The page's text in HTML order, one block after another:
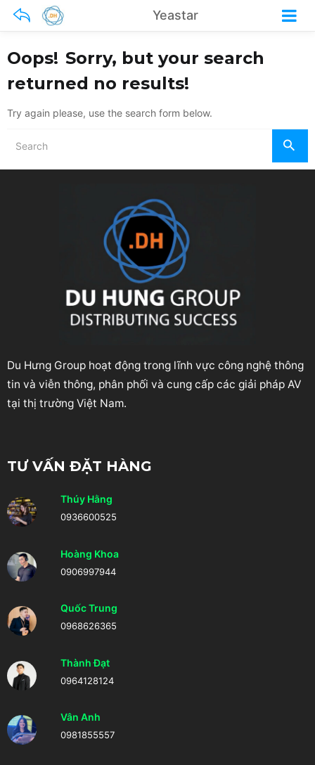
Yeastar
Oops! Sorry, but your search
returned no results!
Try again please, use the search form below.
Du Hưng Group hoạt động trong lĩnh vực công nghệ thông
tin và viễn thông, phân phối và cung cấp các giải pháp AV
tại thị trường Việt Nam.
TƯ VẤN ĐẶT HÀNG
Thúy Hằng
0936600525
Hoàng Khoa
0906997944
Quốc Trung
0968626365
Thành Đạt
0964128124
Vân Anh
0981855557